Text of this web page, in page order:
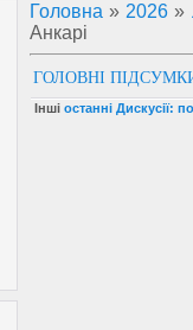
Головна » 2026 »
Анкарі
ГОЛОВНІ
Інші останні Дискусії: